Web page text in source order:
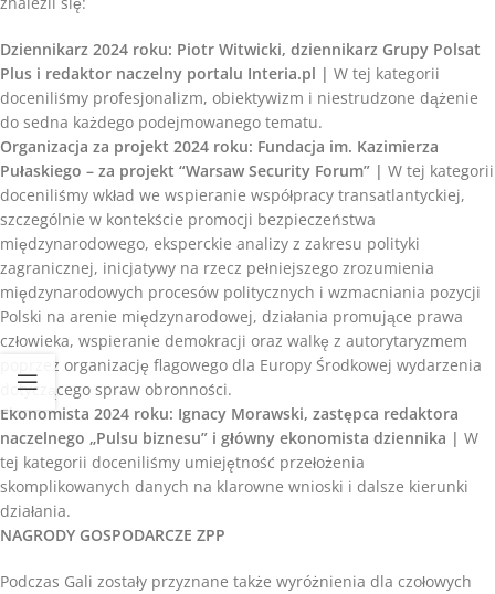
Dziennikarz 2024 roku: Piotr Witwicki, dziennikarz Grupy Polsat
Plus i redaktor naczelny portalu Interia.pl | W tej kategorii
doceniliśmy profesjonalizm, obiektywizm i niestrudzone dążenie
do sedna każdego podejmowanego tematu.
Organizacja za projekt 2024 roku: Fundacja im. Kazimierza
Pułaskiego – za projekt “Warsaw Security Forum” | W tej kategorii
doceniliśmy wkład we wspieranie współpracy transatlantyckiej,
szczególnie w kontekście promocji bezpieczeństwa
międzynarodowego, eksperckie analizy z zakresu polityki
zagranicznej, inicjatywy na rzecz pełniejszego zrozumienia
międzynarodowych procesów politycznych i wzmacniania pozycji
Polski na arenie międzynarodowej, działania promujące prawa
człowieka, wspieranie demokracji oraz walkę z autorytaryzmem
poprzez organizację flagowego dla Europy Środkowej wydarzenia
dotyczącego spraw obronności.
Ekonomista 2024 roku: Ignacy Morawski, zastępca redaktora
naczelnego „Pulsu biznesu” i główny ekonomista dziennika | W
tej kategorii doceniliśmy umiejętność przełożenia
skomplikowanych danych na klarowne wnioski i dalsze kierunki
działania.
NAGRODY GOSPODARCZE ZPP
Podczas Gali zostały przyznane także wyróżnienia dla czołowych